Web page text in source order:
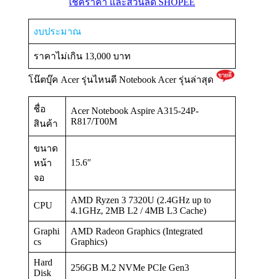
เช็คราคา และส่วนลด SHOPEE
งบประมาณ
ราคาไม่เกิน 13,000 บาท
โน๊ตบุ๊ค Acer รุ่นไหนดี Notebook Acer รุ่นล่าสุด
ชื่อ
สินค้า
Acer Notebook Aspire A315-24P-
R817/T00M
ขนาด
หน้า
จอ
15.6″
CPU
AMD Ryzen 3 7320U (2.4GHz up to
4.1GHz, 2MB L2 / 4MB L3 Cache)
Graphi
cs
AMD Radeon Graphics (Integrated
Graphics)
Hard
Disk
256GB M.2 NVMe PCIe Gen3